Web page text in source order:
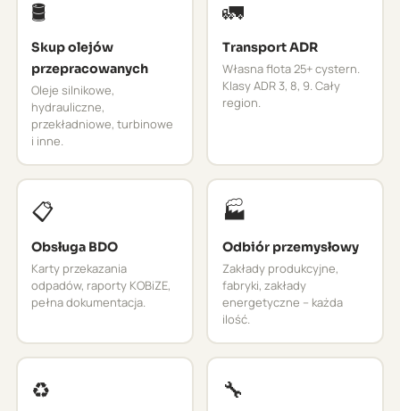
🛢️
Skup olejów
przepracowanych
Oleje silnikowe,
hydrauliczne,
przekładniowe, turbinowe
i inne.
🚛
Transport ADR
Własna flota 25+ cystern.
Klasy ADR 3, 8, 9. Cały
region.
📋
Obsługa BDO
Karty przekazania
odpadów, raporty KOBiZE,
pełna dokumentacja.
🏭
Odbiór przemysłowy
Zakłady produkcyjne,
fabryki, zakłady
energetyczne – każda
ilość.
♻️ 🔧